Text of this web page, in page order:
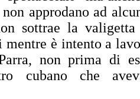
approdano ad
sottrae la
è intento a
non prima di
cubano che